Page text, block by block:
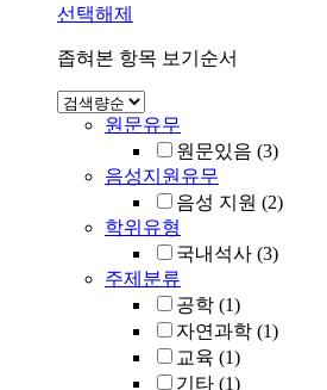
선택해제
좁혀본 항목 보기순서
원문유무
원문있음 (3)
음성지원유무
음성 지원 (2)
학위유형
국내석사 (3)
주제분류
공학 (1)
자연과학 (1)
교육 (1)
기타 (1)